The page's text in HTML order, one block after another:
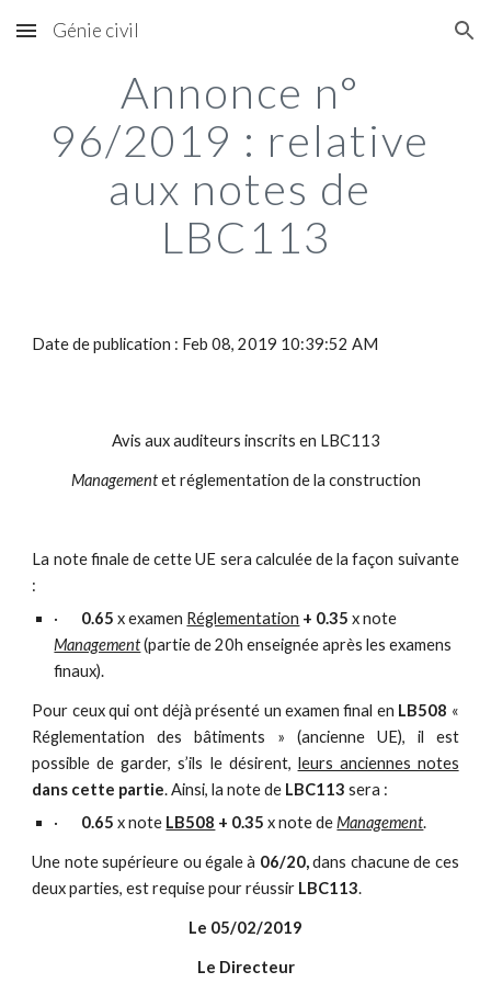
Skip to main content Skip to navigation
Génie civil
Annonce n°
96/2019 : relative
aux notes de
LBC113
Date de publication : Feb 08, 2019 10:39:52 AM
Avis aux auditeurs inscrits en LBC113
Management et réglementation de la construction
La note finale de cette UE sera calculée de la façon suivante
:
· 0.65 x examen Réglementation + 0.35
Management (partie de 20h enseignée après les examens
finaux).
Pour ceux qui ont déjà présenté un examen final en LB508 «
Réglementation des bâtiments » (ancienne UE), il est
possible de garder, s’ils le désirent, leurs anciennes notes
dans cette partie. Ainsi, la note de LBC113 sera :
· 0.65 x note LB508 + 0.35 x note de Management.
Une note supérieure ou égale à 06/20,dans chacune de ces
deux parties, est requise pour réussir LBC113.
Le 05/02/2019
Le Directeur